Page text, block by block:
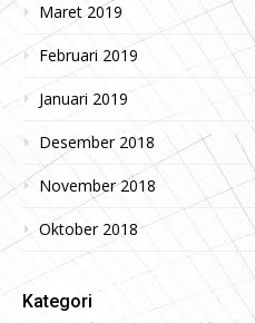
Maret 2019
Februari 2019
Januari 2019
Desember 2018
November 2018
Oktober 2018
Kategori